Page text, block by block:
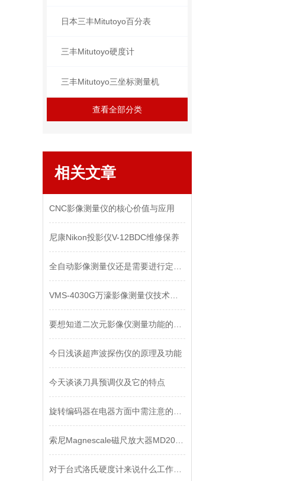
日本三丰Mitutoyo百分表
三丰Mitutoyo硬度计
三丰Mitutoyo三坐标测量机
查看全部分类
相关文章
CNC影像测量仪的核心价值与应用
尼康Nikon投影仪V-12BDC维修保养
今日浅谈超声波探伤仪的原理及功能
今天谈谈刀具预调仪及它的特点